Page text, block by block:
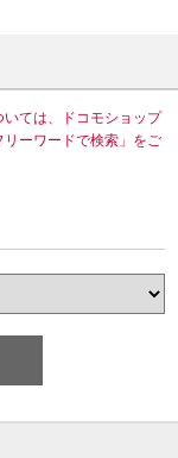
いては、ドコモショップ
ーワードで検索」をご